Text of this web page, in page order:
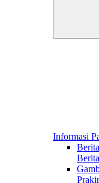
Informasi